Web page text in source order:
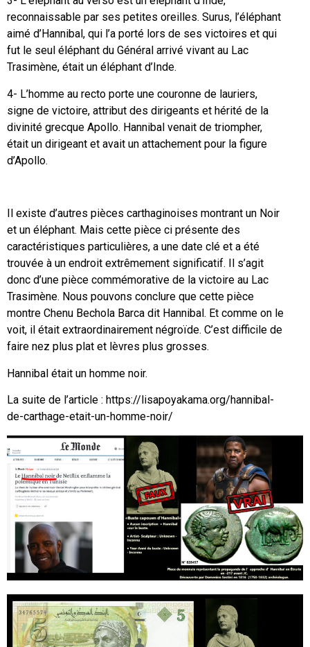
reconnaissable par ses petites oreilles. Surus, l’éléphant
aimé d’Hannibal, qui l’a porté lors de ses victoires et qui
fut le seul éléphant du Général arrivé vivant au Lac
Trasimène, était un éléphant d’Inde.
4- L’homme au recto porte une couronne de lauriers,
signe de victoire, attribut des dirigeants et hérité de la
divinité grecque Apollo. Hannibal venait de triompher,
était un dirigeant et avait un attachement pour la figure
d’Apollo.
Il existe d’autres pièces carthaginoises montrant un Noir
et un éléphant. Mais cette pièce ci présente des
caractéristiques particulières, a une date clé et a été
trouvée à un endroit extrêmement significatif. Il s’agit
donc d’une pièce commémorative de la victoire au Lac
Trasimène. Nous pouvons conclure que cette pièce
montre Chenu Bechola Barca dit Hannibal. Et comme on le
voit, il était extraordinairement négroïde. C’est difficile de
faire nez plus plat et lèvres plus grosses.
Hannibal était un homme noir.
La suite de l’article : https://lisapoyakama.org/hannibal-
de-carthage-etait-un-homme-noir/